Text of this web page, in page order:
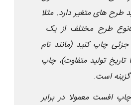
طرح های متغیر دارد. مثلا
جزئی چاپ کنید (مانند نام
تاریخ تولید متفاوت)، چاپ
است.
افست معمولا در برابر